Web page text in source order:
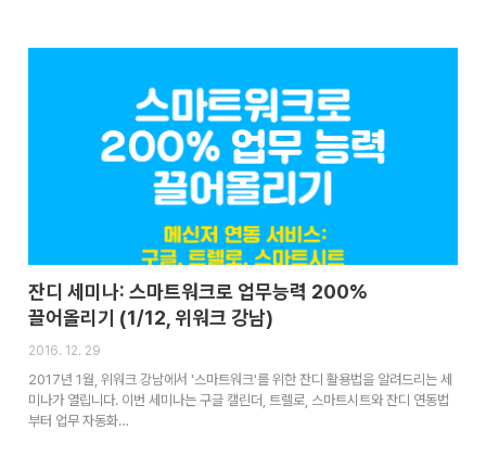
잔디 세미나: 스마트워크로 업무능력 200%
끌어올리기 (1/12, 위워크 강남)
2016. 12. 29
2017년 1월, 위워크 강남에서 '스마트워크'를 위한 잔디 활용법을 알려드리는 세
미나가 열립니다. 이번 세미나는 구글 캘린더, 트렐로, 스마트시트와 잔디 연동법
부터 업무 자동화…